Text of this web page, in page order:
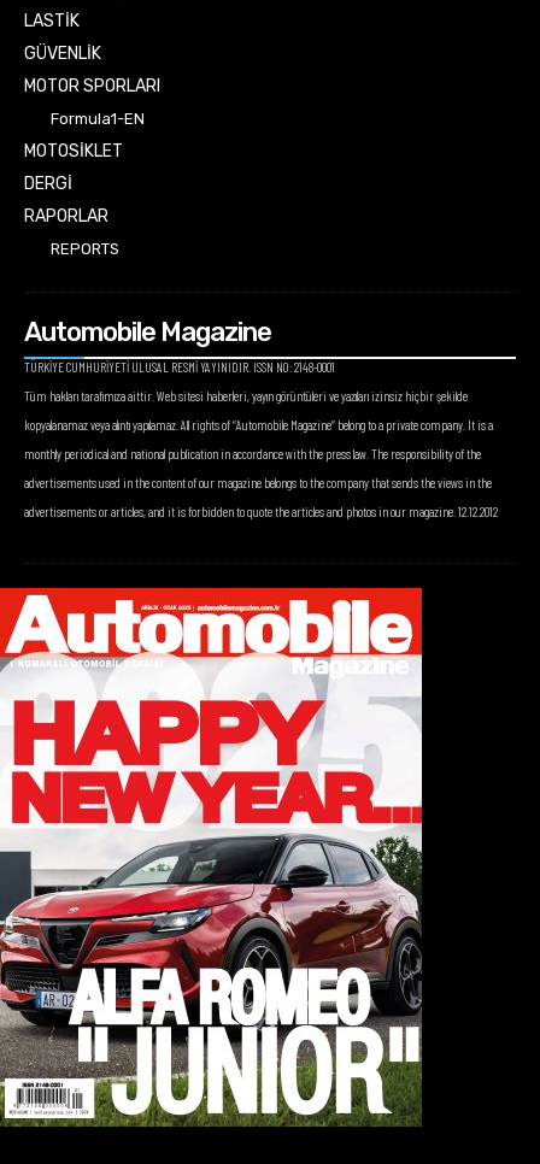
LASTİK
GÜVENLİK
MOTOR SPORLARI
Formula1-EN
MOTOSİKLET
DERGİ
RAPORLAR
REPORTS
Automobile Magazine
TÜRKİYE CUMHURİYETİ ULUSAL RESMİ YAYINIDIR. ISSN NO: 2148-0001
Tüm hakları tarafımıza aittir. Web sitesi haberleri, yayın görüntüleri ve yazıları izinsiz hiçbir şekilde
kopyalanamaz veya alıntı yapılamaz. All rights of “Automobile Magazine” belong to a private company. It is a
monthly periodical and national publication in accordance with the press law. The responsibility of the
advertisements used in the content of our magazine belongs to the company that sends the views in the
advertisements or articles, and it is forbidden to quote the articles and photos in our magazine. 12.12.2012